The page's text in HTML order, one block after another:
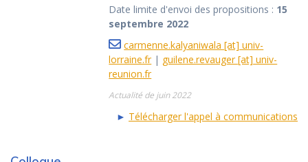
Date limite d'envoi des propositions : 15
septembre 2022
carmenne.kalyaniwala [at] univ-
lorraine.fr| guilene.revauger [at] univ-
reunion.fr
Actualité de juin 2022
► Télécharger l'appel à communications